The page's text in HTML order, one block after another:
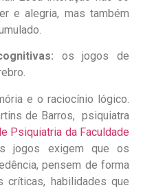
e alegria, mas também
os jogos de
e o raciocínio lógico.
de Barros, psiquiatra
Psiquiatria da Faculdade
jogos exigem que os
pensem de forma
críticas, habilidades que